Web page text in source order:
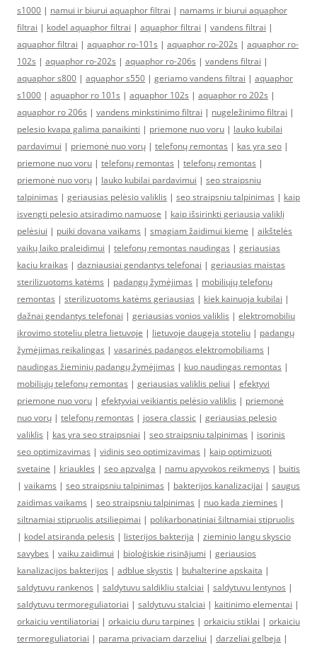
s1000 | namui ir biurui aquaphor filtrai | namams ir biurui aquaphor
filtrai | kodel aquaphor filtrai | aquaphor filtrai | vandens filtrai |
aquaphor filtrai | aquaphor ro-101s | aquaphor ro-202s | aquaphor ro-
102s | aquaphor ro-202s | aquaphor ro-206s | vandens filtrai |
aquaphor s800 | aquaphor s550 | geriamo vandens filtrai | aquaphor
s1000 | aquaphor ro 101s | aquaphor 102s | aquaphor ro 202s |
aquaphor ro 206s | vandens minkstinimo filtrai | nugeležinimo filtrai |
pelesio kvapa galima panaikinti | priemone nuo voru | lauko kubilai
pardavimui | priemonė nuo vorų | telefonų remontas | kas yra seo |
priemone nuo voru | telefonų remontas | telefonų remontas |
priemonė nuo vorų | lauko kubilai pardavimui | seo straipsniu
talpinimas | geriausias pelėsio valiklis | seo straipsniu talpinimas | kaip
isvengti pelesio atsiradimo namuose | kaip išsirinkti geriausią valiklį
pelėsiui | puiki dovana vaikams | smagiam žaidimui kieme | aikštelės
vaikų laiko praleidimui | telefonų remontas naudingas | geriausias
kaciu kraikas | dazniausiai gendantys telefonai | geriausias maistas
sterilizuotoms katėms | padangų žymėjimas | mobiliųjų telefonų
remontas | sterilizuotoms katėms geriausias | kiek kainuoja kubilai |
dažnai gendantys telefonai | geriausias vonios valiklis | elektromobiliu
ikrovimo stoteliu pletra lietuvoje | lietuvoje daugeja stoteliu | padangų
žymėjimas reikalingas | vasarinės padangos elektromobiliams |
naudingas žieminių padangų žymėjimas | kuo naudingas remontas |
mobiliųjų telefonų remontas | geriausias valiklis peliui | efektyvi
priemone nuo voru | efektyviai veikiantis pelėsio valiklis | priemonė
nuo vorų | telefonų remontas | josera classic | geriausias pelesio
valiklis | kas yra seo straipsniai | seo straipsniu talpinimas | isorinis
seo optimizavimas | vidinis seo optimizavimas | kaip optimizuoti
svetaine | kriaukles | seo apzvalga | namu apyvokos reikmenys | buitis
| vaikams | seo straipsniu talpinimas | bakterijos kanalizacijai | saugus
zaidimas vaikams | seo straipsniu talpinimas | nuo kada ziemines |
siltnamiai stipruolis atsiliepimai | polikarbonatiniai šiltnamiai stipruolis
| kodel atsiranda pelesis | listerijos bakterija | zieminio langu skyscio
savybes | vaiku zaidimui | bioloģiskie risinājumi | geriausios
kanalizacijos bakterijos | adblue skystis | buhalterine apskaita |
saldytuvu rankenos | saldytuvu saldikliu stalciai | saldytuvu lentynos |
saldytuvu termoreguliatoriai | saldytuvu stalciai | kaitinimo elementai |
orkaiciu ventiliatoriai | orkaiciu duru tarpines | orkaiciu stiklai | orkaiciu
termoreguliatoriai | parama privaciam darzeliui | darzeliai gelbeja |